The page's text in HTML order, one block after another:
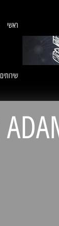
ראשי
שירותים